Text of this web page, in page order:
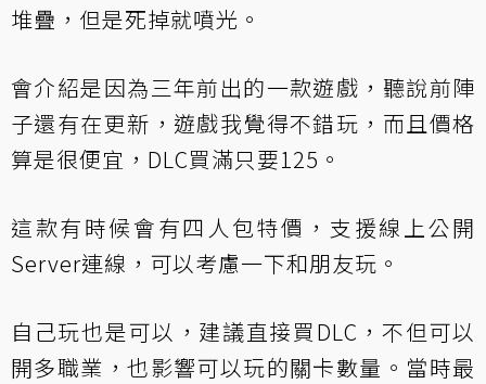
堆疊，但是死掉就噴光。
會介紹是因為三年前出的一款遊戲，聽說前陣
子還有在更新，遊戲我覺得不錯玩，而且價格
算是很便宜，DLC買滿只要125。
這款有時候會有四人包特價，支援線上公開
Server連線，可以考慮一下和朋友玩。
自己玩也是可以，建議直接買DLC，不但可以
開多職業，也影響可以玩的關卡數量。當時最